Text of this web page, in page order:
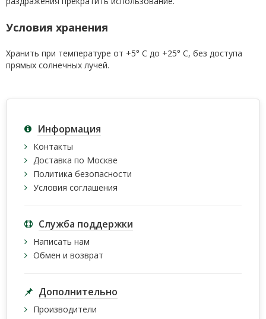
Условия хранения
Хранить при температуре от +5° С до +25° С, без доступа
прямых солнечных лучей.
Информация
Контакты
Доставка по Москве
Политика безопасности
Условия соглашения
Служба поддержки
Написать нам
Обмен и возврат
Дополнительно
Производители